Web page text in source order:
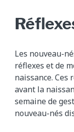
Les nouveau-
réflexes et de
naissance.
avant la
semaine de
nouveau-nés